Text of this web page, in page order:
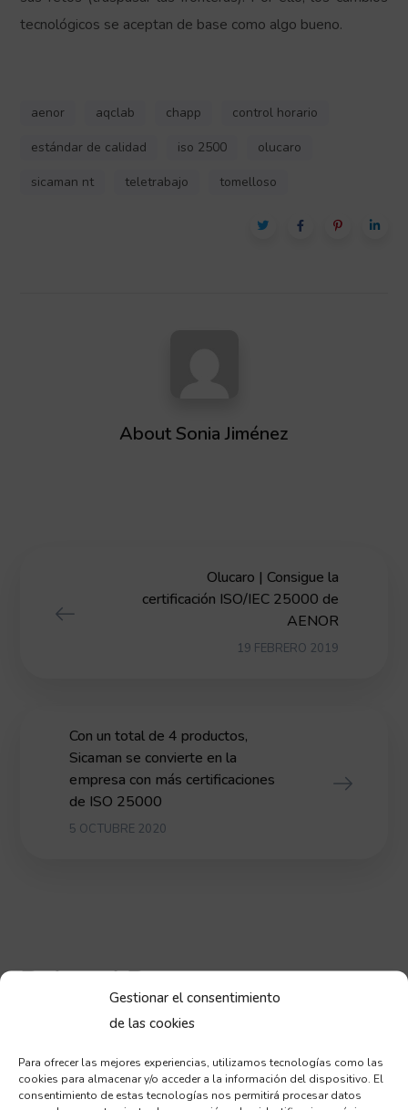
Gestionar el consentimiento
de las cookies
Para ofrecer las mejores experiencias, utilizamos tecnologías como las
cookies para almacenar y/o acceder a la información del dispositivo. El
consentimiento de estas tecnologías nos permitirá procesar datos
tecnológicos se aceptan de base como algo bueno.
aenor aqclab chapp
control horario
estándar de calidad
iso 2500
olucaro
sicaman nt
teletrabajo tomelloso
AboutSonia Jiménez
Olucaro | Consigue la
certificación ISO/IEC 25000 de
AENOR
19 FEBRERO 2019
Con un total de 4 productos,
Sicaman se convierte en la
empresa con más certificaciones
de ISO 25000
5 OCTUBRE 2020
Related Posts